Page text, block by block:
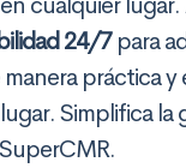
24/7para
práctica y
Simplifica la